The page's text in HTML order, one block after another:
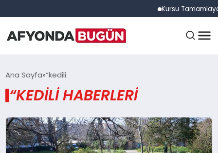
Kursu
ANASAYFA
EĞITIM
Ana Sayfa “kedili
“KEDILI HABERLERI